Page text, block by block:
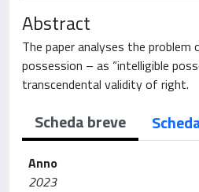
Abstract
The paper analyses the
possession – as “intelligible
transcendental validity of right.
Scheda breve
Anno
2023